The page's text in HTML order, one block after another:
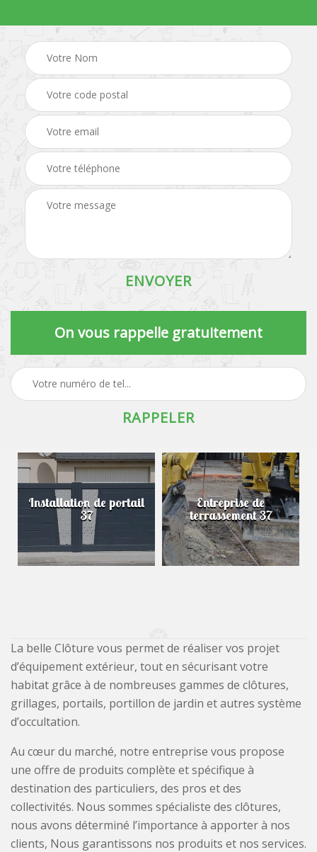
On vous rappelle gratuitement
Installation de portail
37
Entreprise de
terrassement 37
La belle Clôture vous permet de réaliser vos projet
d’équipement extérieur, tout en sécurisant votre
habitat grâce à de nombreuses gammes de clôtures,
grillages, portails, portillon de jardin et autres système
d’occultation.
Au cœur du marché, notre entreprise vous propose
une offre de produits complète et spécifique à
destination des particuliers, des pros et des
collectivités. Nous sommes spécialiste des clôtures,
nous avons déterminé l’importance à apporter à nos
clients, Nous garantissons nos produits et nos services.